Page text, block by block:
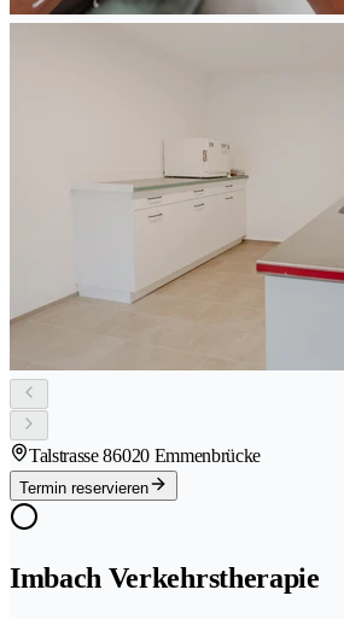
Talstrasse 86020 Emmenbrücke
Termin reservieren
Imbach Verkehrstherapie